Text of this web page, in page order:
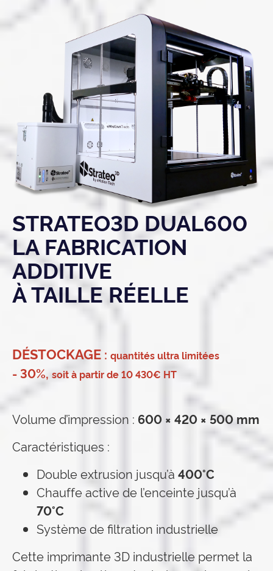
STRATEO3D DUAL600
LA FABRICATION
ADDITIVE
À TAILLE RÉELLE
DÉSTOCKAGE : quantités ultra limitées
- 30%, soit à partir de 10 430€ HT
Volume d’impression : 600 × 420 × 500 mm
Caractéristiques :
Double extrusion jusqu’à 400°C
Chauffe active de l’enceinte jusqu’à
70°C
Système de filtration industrielle
Cette imprimante 3D industrielle permet la